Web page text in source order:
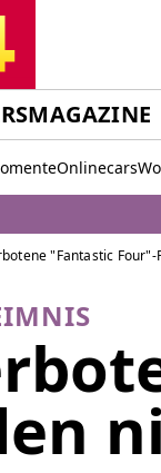
MAGAZINE
Onlinecars
"Fantastic